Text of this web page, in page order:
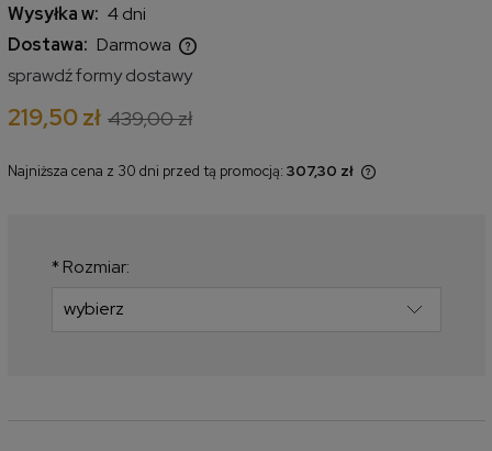
Wysyłka w: 4 dni
Dostawa: Darmowa
Cena nie zawiera ewentualnych kosztów płatności
sprawdź formy dostawy
219,50 zł 439,00 zł
Najniższa cena z 30 dni przed tą promocją: 307,30 zł
* Rozmiar: